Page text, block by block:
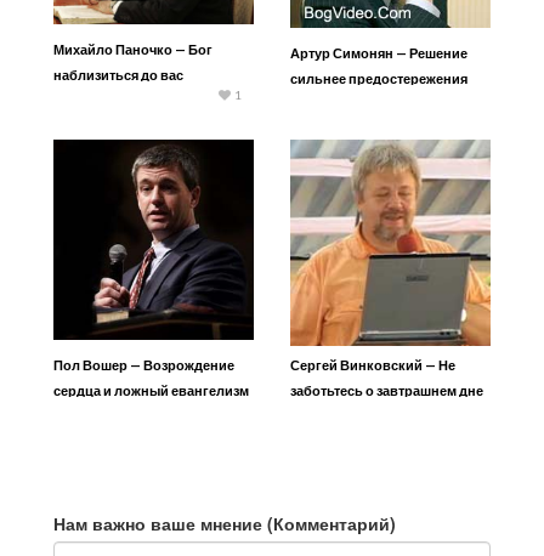
Михайло Паночко — Бог
наблизиться до вас
1
Артур Симонян — Решение
сильнее предостережения
Пол Вошер — Возрождение
сердца и ложный евангелизм
Сергей Винковский — Не
заботьтесь о завтрашнем дне
Нам важно ваше мнение (Комментарий)